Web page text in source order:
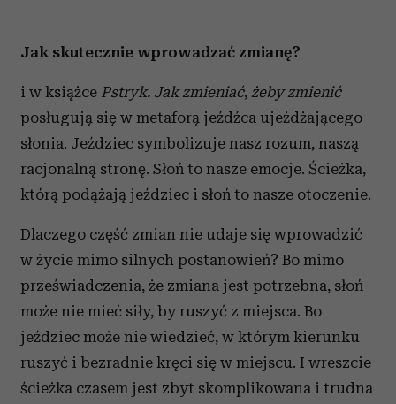
Jak skutecznie wprowadzać zmianę?
i w książce Pstryk. Jak zmieniać, żeby zmienić
posługują się w metaforą jeźdźca ujeżdżającego
słonia. Jeździec symbolizuje nasz rozum, naszą
racjonalną stronę. Słoń to nasze emocje. Ścieżka,
którą podążają jeździec i słoń to nasze otoczenie.
Dlaczego część zmian nie udaje się wprowadzić
w życie mimo silnych postanowień? Bo mimo
przeświadczenia, że zmiana jest potrzebna, słoń
może nie mieć siły, by ruszyć z miejsca. Bo
jeździec może nie wiedzieć, w którym kierunku
ruszyć i bezradnie kręci się w miejscu. I wreszcie
ścieżka czasem jest zbyt skomplikowana i trudna